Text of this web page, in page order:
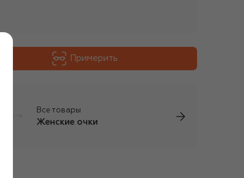
Примерить
Все товары
Женские очки